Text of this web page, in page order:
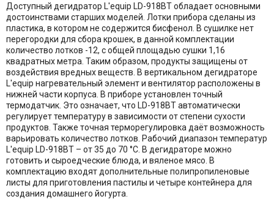
Доступный дегидратор L'equip LD-918BT обладает основными
достоинствами старших моделей. Лотки прибора сделаны из
пластика, в котором не содержится бисфенол. В сушилке нет
перегородки для сбора крошек, в данной комплектации
количество лотков -12, с общей площадью сушки 1,16
квадратных метра. Таким образом, продукты защищены от
воздействия вредных веществ. В вертикальном дегидраторе
L'equip нагревательный элемент и вентилятор расположены в
нижней части корпуса. В приборе установлен точный
термодатчик. Это означает, что LD-918BT автоматически
регулирует температуру в зависимости от степени сухости
продуктов. Также точная терморегулировка даёт возможность
варьировать количество лотков. Рабочий диапазон температур
L'equip LD-918BT – от 35 до 70 °C. В дегидраторе можно
готовить и сыроедческие блюда, и вяленое мясо. В
комплектацию входят дополнительные полипропиленовые
листы для приготовления пастилы и четыре контейнера для
создания домашнего йогурта.